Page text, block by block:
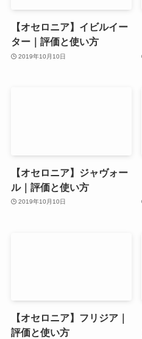
【オセロニア】イビルイー
ター｜評価と使い方
2019年10月10日
【オセロニア】ジャヴォー
ル｜評価と使い方
2019年10月10日
【オセロニア】フリジア｜
評価と使い方